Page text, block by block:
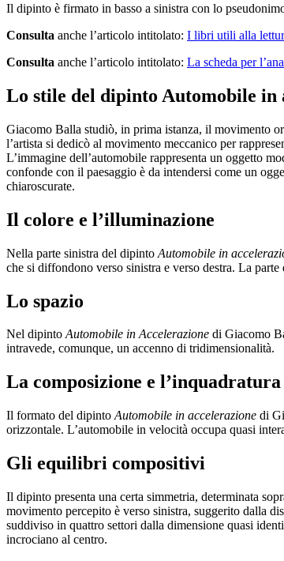
Il dipinto è firmato in basso a sinistra con lo
Consulta anche l’articolo intitolato: I libri utili alla
Consulta anche l’articolo intitolato: La scheda per
Lo stile del dipinto Automobile in
Giacomo Balla studiò, in prima istanza, il movimento
l’artista si dedicò al movimento meccanico per
L’immagine dell’automobile rappresenta un oggetto
confonde con il paesaggio è da intendersi come un
chiaroscurate.
Il colore e l’illuminazione
Nella parte sinistra del dipinto Automobile in
che si diffondono verso sinistra e verso destra. La
Lo spazio
Nel dipintoAutomobile in Accelerazione di Giacomo
intravede, comunque, un accenno di tridimensionalità.
La composizione e l’inquadratura
Il formato del dipinto Automobile in accelerazione di
orizzontale. L’automobile in velocità occupa quasi
Gli equilibri compositivi
Il dipinto presenta una certa simmetria, determinata
movimento percepito è verso sinistra, suggerito dalla
suddiviso in quattro settori dalla dimensione quasi
incrociano al centro.